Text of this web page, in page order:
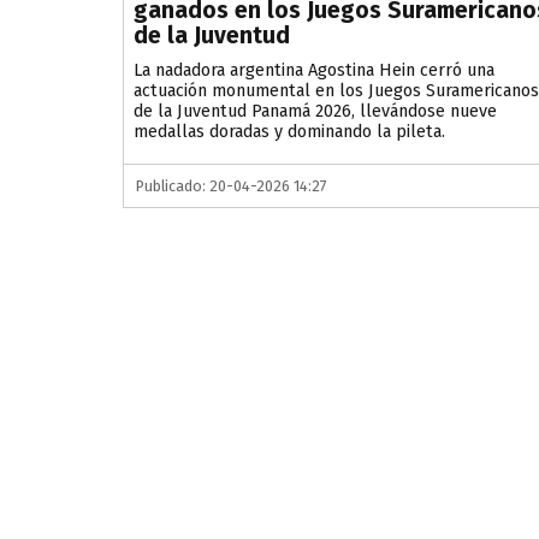
ganados en los Juegos
de la Juventud
La nadadora argentina Agostina Hein cerró una
actuación monumental en los Juegos Suramericanos
de la Juventud Panamá 2026, llevándose nueve
medallas doradas y dominando la pileta.
Publicado: 20-04-2026 14:27